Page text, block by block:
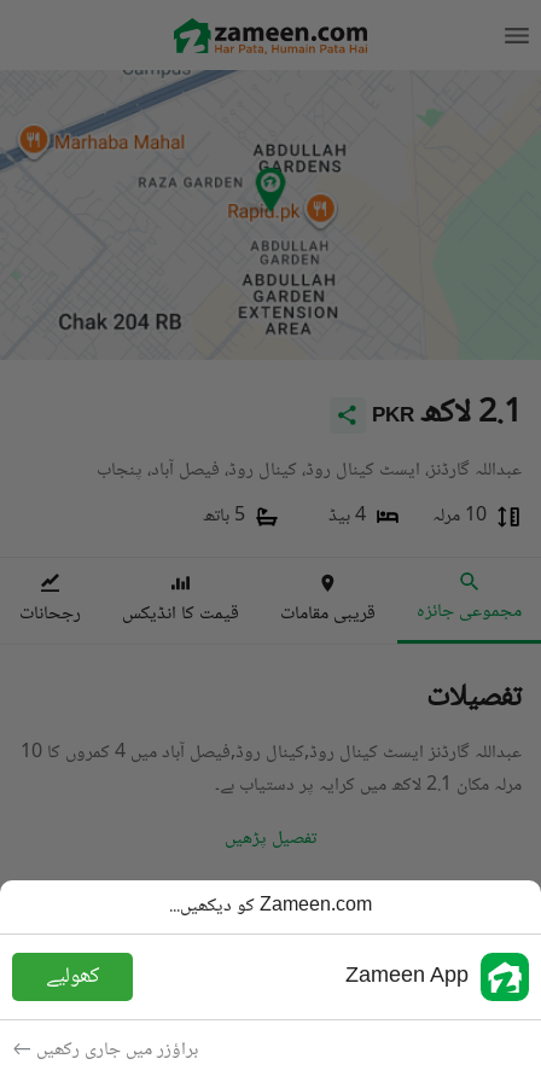
PKR 2.1 لاکھ
عبداللہ گارڈنز، ایسٹ کینال روڈ، کینال روڈ، فیصل آباد، پنجاب
10 مرلہ
4 بیڈ 5 باتھ
مجموعی جائزہ قریبی مقامات قیمت کا انڈیکس رجحانات
تفصیلات
عبداللہ گارڈنز ایسٹ کینال روڈ,کینال روڈ,فیصل آباد میں 4 کمروں کا 10
مرلہ مکان 2.1 لاکھ میں کرایہ پر دستیاب ہے۔
تفصیل پڑھیں
مکان
قیمت
PKR
2.1 لاکھ
باتھ
رقبہ
10 مرلہ
کرایہ پر دستیاب
Zameen.com کو دیکھیں...
Zameen App کھولیے
براؤزر میں جاری رکھیں